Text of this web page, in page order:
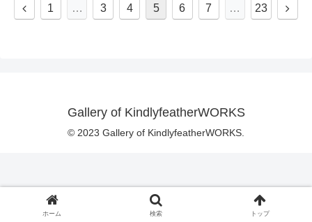
前
1 … 3 4 5 6 7 … 23
次
Gallery of KindlyfeatherWORKS
© 2023 Gallery of KindlyfeatherWORKS.
ホーム 検索 トップ